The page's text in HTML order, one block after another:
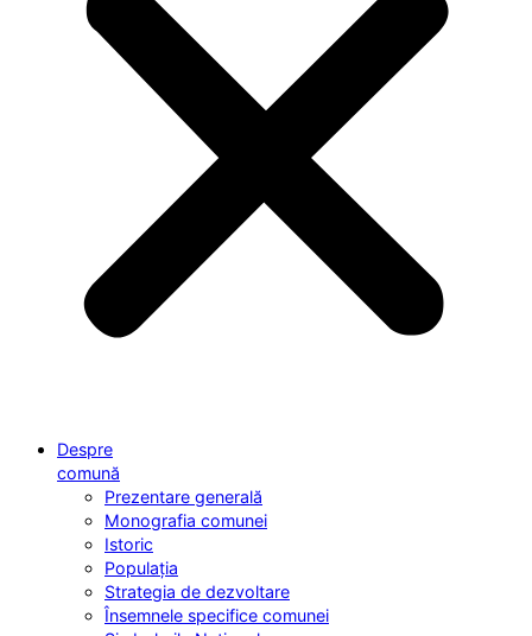
Despre
comună
Prezentare generală
Monografia comunei
Istoric
Populația
Strategia de dezvoltare
Însemnele specifice comunei